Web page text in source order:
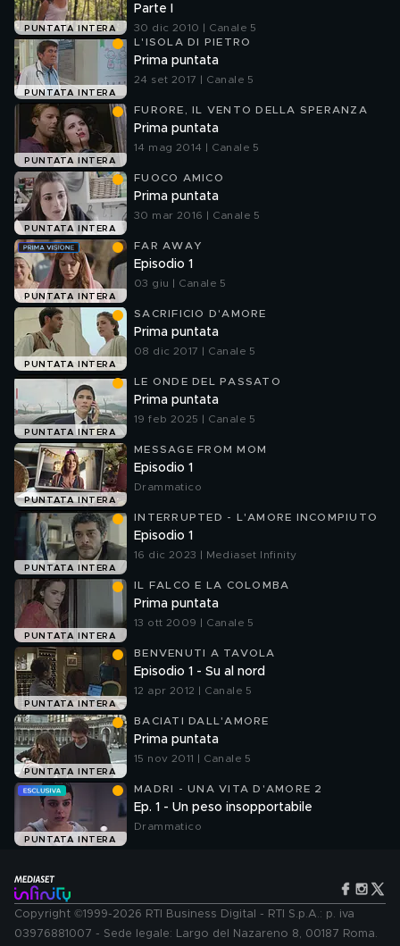
PUNTATA INTERA
Parte I
30 dic 2010 | Canale 5
PUNTATA INTERA
L'ISOLA DI PIETRO
Prima puntata
24 set 2017 | Canale 5
PUNTATA INTERA
FURORE, IL VENTO DELLA SPERANZA
Prima puntata
14 mag 2014 | Canale 5
PUNTATA INTERA
FUOCO AMICO
Prima puntata
30 mar 2016 | Canale 5
PUNTATA INTERA
FAR AWAY
Episodio 1
03 giu | Canale 5
PUNTATA INTERA
SACRIFICIO D'AMORE
Prima puntata
08 dic 2017 | Canale 5
PUNTATA INTERA
LE ONDE DEL PASSATO
Prima puntata
19 feb 2025 | Canale 5
PUNTATA INTERA
MESSAGE FROM MOM
Episodio 1
Drammatico
PUNTATA INTERA
INTERRUPTED - L'AMORE INCOMPIUTO
Episodio 1
16 dic 2023 | Mediaset Infinity
PUNTATA INTERA
IL FALCO E LA COLOMBA
Prima puntata
13 ott 2009 | Canale 5
PUNTATA INTERA
BENVENUTI A TAVOLA
Episodio 1 - Su al nord
12 apr 2012 | Canale 5
PUNTATA INTERA
BACIATI DALL'AMORE
Prima puntata
15 nov 2011 | Canale 5
PUNTATA INTERA
MADRI - UNA VITA D'AMORE 2
Ep. 1 - Un peso insopportabile
Drammatico
Copyright ©1999-2026 RTI Business Digital - RTI S.p.A.: p. iva
03976881007 - Sede legale: Largo del Nazareno 8, 00187 Roma.